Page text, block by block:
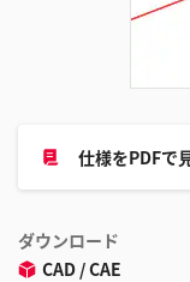
仕様をPDFで
ダウンロード
CAD / CAE